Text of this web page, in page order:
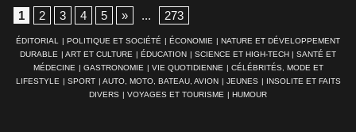
1
2 3 4 5 » ... 273
ÉDITORIAL | POLITIQUE ET SOCIÉTÉ | ÉCONOMIE | NATURE ET DÉVELOPPEMENT
DURABLE | ART ET CULTURE | ÉDUCATION | SCIENCE ET HIGH-TECH | SANTÉ ET
MÉDECINE | GASTRONOMIE | VIE QUOTIDIENNE | CÉLÉBRITÉS, MODE ET
LIFESTYLE | SPORT | AUTO, MOTO, BATEAU, AVION | JEUNES | INSOLITE ET FAITS
DIVERS | VOYAGES ET TOURISME | HUMOUR